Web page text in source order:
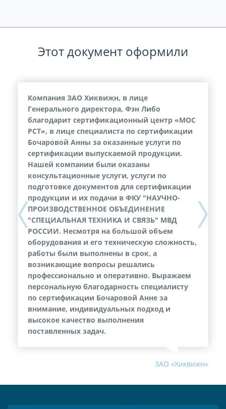
Этот документ оформили
Компания ЗАО Хиквижн, в лице
Генерального директора, Фэн Либо
благодарит сертификационный центр «МОС
РСТ», в лице специалиста по сертификации
Бочаровой Анны за оказанные услуги по
сертификации выпускаемой продукции.
Нашей компании были оказаны
консультационные услуги, услуги по
подготовке документов для сертификации
продукции и их подачи в ФКУ "НАУЧНО-
ПРОИЗВОДСТВЕННОЕ ОБЪЕДИНЕНИЕ
"СПЕЦИАЛЬНАЯ ТЕХНИКА И СВЯЗЬ" МВД
РОССИИ. Несмотря на большой объем
оборудования и его техническую сложность,
работы были выполнены в срок, а
возникающие вопросы решались
профессионально и оперативно. Выражаем
персональную благодарность специалисту
по сертификации Бочаровой Анне за
внимание, индивидуальных подход и
высокое качество выполнения
поставленных задач.
ЗАО «Хиквижн»
Next